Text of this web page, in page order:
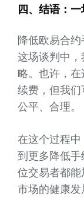
四、结语：
降低欧易合
这场谈判中
略。也许，
续费，但我
公平、合理。
在这个过程
到更多降低
位交易者都
市场的健康发